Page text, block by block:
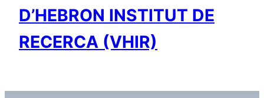
D’HEBRON INSTITUT DE
RECERCA (VHIR)